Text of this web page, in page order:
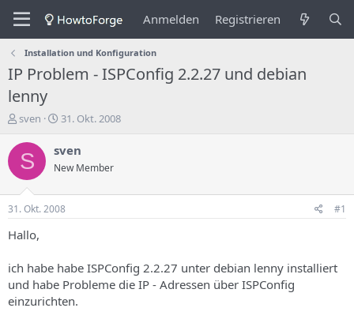
Anmelden Registrieren
Installation und Konfiguration
IP Problem - ISPConfig 2.2.27 und debian
lenny
E
s
t
e
e
r
s
T
h
sven
E
s
e
l
u
d
a
t
31. Okt. 2008
S sven
New Member
31. Okt. 2008 #1
Hallo,
ich habe habe ISPConfig 2.2.27 unter debian lenny installiert
und habe Probleme die IP - Adressen über ISPConfig
einzurichten.